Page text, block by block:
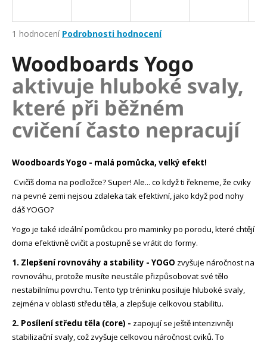
Průměrné
produktu
je
z
5
hvězdiček.
1 hodnocení Podrobnosti hodnocení
Woodboards Yogo
aktivuje hluboké svaly,
které při běžném
cvičení často nepracují
Woodboards Yogo - malá pomůcka, velký efekt!
Cvičíš doma na podložce? Super! Ale... co když ti řekneme, že cviky
na pevné zemi nejsou zdaleka tak efektivní, jako když pod nohy
dáš YOGO?
Yogo je také ideální pomůckou pro maminky po porodu, které chtějí
doma efektivně cvičit a postupně se vrátit do formy.
1. Zlepšení rovnováhy a stability - YOGO zvyšuje náročnost na
rovnováhu, protože musíte neustále přizpůsobovat své tělo
nestabilnímu povrchu. Tento typ tréninku posiluje hluboké svaly,
zejména v oblasti středu těla, a zlepšuje celkovou stabilitu.
2. Posílení středu těla (core) - zapojují se ještě intenzivněji
stabilizační svaly, což zvyšuje celkovou náročnost cviků. To
j
t
?
HLEDAT
D
o
p
o
r
u
č
u
j
e
m
e